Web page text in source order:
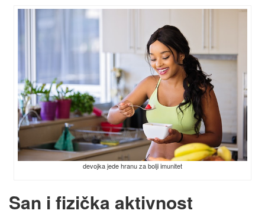
devojka jede hranu za bolji imunitet
San i fizička aktivnost